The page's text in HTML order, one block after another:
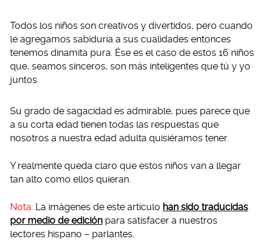
Todos los niños son creativos y divertidos, pero cuando
le agregamos sabiduría a sus cualidades entonces
tenemos dinamita pura. Ése es el caso de estos 16 niños
que, seamos sinceros, son más inteligentes que tú y yo
juntos.
Su grado de sagacidad es admirable, pues parece que
a su corta edad tienen todas las respuestas que
nosotros a nuestra edad adulta quisiéramos tener.
Y realmente queda claro que estos niños van a llegar
tan alto como ellos quieran.
Nota: La imágenes de este artículo han sido traducidas
por medio de edición para satisfacer a nuestros
lectores hispano – parlantes.